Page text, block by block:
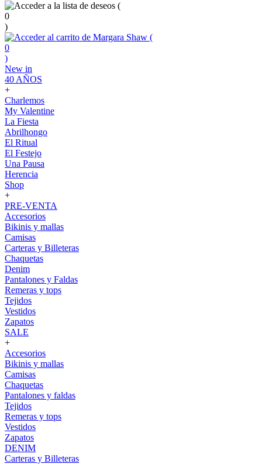
(
0
)
(
0
)
New in
40 AÑOS
+
Charlemos
My Valentine
La Fiesta
Abrilhongo
El Ritual
El Festejo
Una Pausa
Herencia
Shop
+
PRE-VENTA
Accesorios
Bikinis y mallas
Camisas
Carteras y Billeteras
Chaquetas
Denim
Pantalones y Faldas
Remeras y tops
Tejidos
Vestidos
Zapatos
SALE
+
Accesorios
Bikinis y mallas
Camisas
Chaquetas
Pantalones y faldas
Tejidos
Remeras y tops
Vestidos
Zapatos
DENIM
Carteras y Billeteras